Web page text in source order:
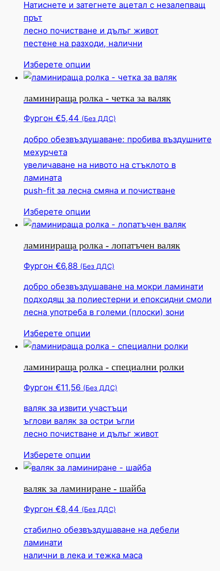
Натиснете и затегнете ацетал с незалепващ
прът
лесно почистване и дълъг живот
пестене на разходи, налични
Изберете опции
продукт
няколко
вариации.
опция
да
избрана
продуктовата
страница
ламинираща ролка - четка за валяк
Фургон €5,44 (Без ДДС)
добро обезвъздушаване: пробива въздушните
мехурчета
увеличаване на нивото на стъклото в
ламината
push-fit за лесна смяна и почистване
Изберете опции
продукт
няколко
вариации.
опция
може
да
избрана
на
продуктовата
ламинираща ролка - лопатъчен валяк
Фургон €6,88 (Без ДДС)
добро обезвъздушаване на мокри ламинати
подходящ за полиестерни и епоксидни смоли
лесна употреба в големи (плоски) зони
Изберете опции
продукт
няколко
вариации.
опция
може
да
избрана
на
продуктовата
ламинираща ролка - специални ролки
Фургон €11,56 (Без ДДС)
валяк за извити участъци
ъглови валяк за остри ъгли
лесно почистване и дълъг живот
Изберете опции
продукт
няколко
вариации.
опция
да
валяк за ламиниране - шайба
Фургон €8,44 (Без ДДС)
стабилно обезвъздушаване на дебели
ламинати
налични в лека и тежка маса